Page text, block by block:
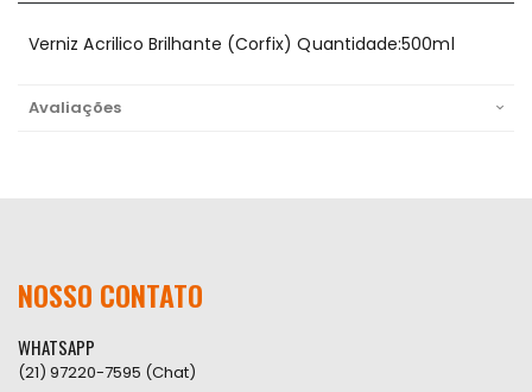
Verniz Acrilico Brilhante (Corfix) Quantidade:500ml
Avaliações
NOSSO CONTATO
WHATSAPP
(21) 97220-7595 (Chat)